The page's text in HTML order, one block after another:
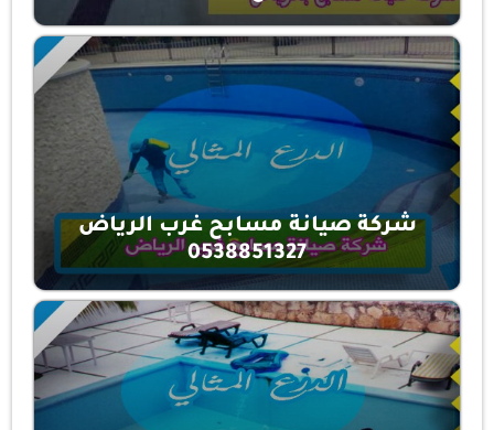
شركة صيانة مسابح غرب الرياض
0538851327